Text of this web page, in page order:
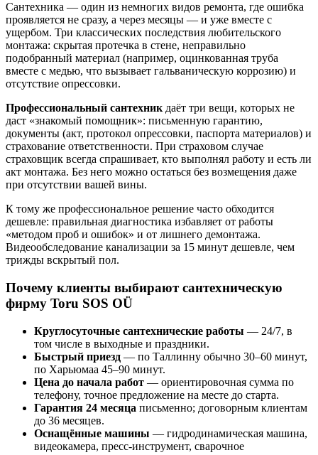
Сантехника — один из немногих видов ремонта, где ошибка
проявляется не сразу, а через месяцы — и уже вместе с
ущербом. Три классических последствия любительского
монтажа: скрытая протечка в стене, неправильно
подобранный материал (например, оцинкованная труба
вместе с медью, что вызывает гальваническую коррозию) и
отсутствие опрессовки.
Профессиональный сантехник даёт три вещи, которых не
даст «знакомый помощник»: письменную гарантию,
документы (акт, протокол опрессовки, паспорта материалов) и
страхование ответственности. При страховом случае
страховщик всегда спрашивает, кто выполнял работу и есть ли
акт монтажа. Без него можно остаться без возмещения даже
при отсутствии вашей вины.
К тому же профессиональное решение часто обходится
дешевле: правильная диагностика избавляет от работы
«методом проб и ошибок» и от лишнего демонтажа.
Видеообследование канализации за 15 минут дешевле, чем
трижды вскрытый пол.
Почему клиенты выбирают сантехническую
фирму Toru SOS OÜ
Круглосуточные сантехнические работы — 24/7, в
том числе в выходные и праздники.
Быстрый приезд — по Таллинну обычно 30–60 минут,
по Харьюмаа 45–90 минут.
Цена до начала работ — ориентировочная сумма по
телефону, точное предложение на месте до старта.
Гарантия 24 месяца письменно; договорным клиентам
до 36 месяцев.
Оснащённые машины — гидродинамическая машина,
видеокамера, пресс-инструмент, сварочное